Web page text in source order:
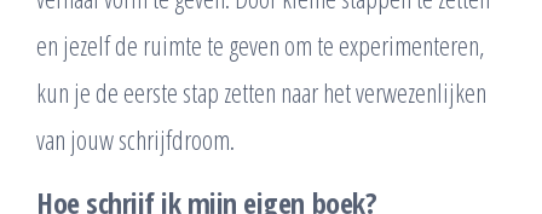
en jezelf de ruimte te geven om te experimenteren,
kun je de eerste stap zetten naar het verwezenlijken
van jouw schrijfdroom.
Hoe schrijf ik mijn eigen boek?